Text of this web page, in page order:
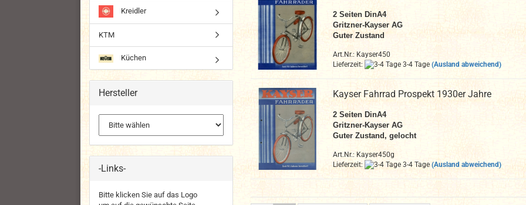
2 Seiten DinA4
Gritzner-Kayser AG
Guter Zustand
Art.Nr.: Kayser450
Lieferzeit:
3-4 Tage (Ausland abweichend)
Kayser Fahrrad Prospekt 1930er Jahre
2 Seiten DinA4
Gritzner-Kayser AG
Guter Zustand, gelocht
Art.Nr.: Kayser450g
Lieferzeit:
3-4 Tage (Ausland abweichend)
Kreidler
KTM
Küchen
Hersteller
-Links-
Bitte klicken Sie auf das Logo